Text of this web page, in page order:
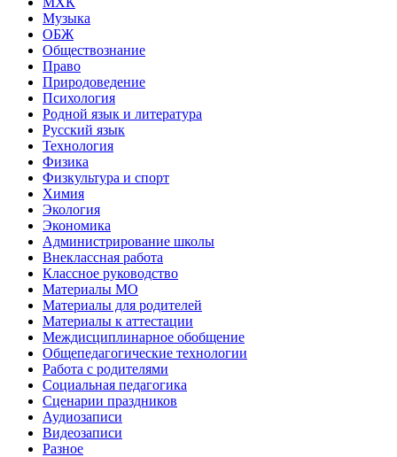
Музыка
ОБЖ
Обществознание
Право
Природоведение
Психология
Родной язык и литература
Русский язык
Технология
Физика
Физкультура и спорт
Химия
Экология
Экономика
Администрирование школы
Внеклассная работа
Классное руководство
Материалы МО
Материалы для родителей
Материалы к аттестации
Междисциплинарное обобщение
Общепедагогические технологии
Работа с родителями
Социальная педагогика
Сценарии праздников
Аудиозаписи
Видеозаписи
Разное